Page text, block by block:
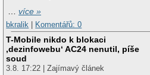
…více »
bkralik | Komentářů: 0
T-Mobile nikdo k blokaci
‚dezinfowebu‘ AC24 nenutil, píše
soud
3.8. 17:22 | Zajímavý článek